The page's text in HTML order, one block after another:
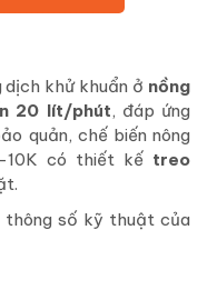
dịch khử khuẩn ở nồng
20 lít/phút, đáp ứng
quản, chế biến nông
10K có thiết kế treo
số kỹ thuật của